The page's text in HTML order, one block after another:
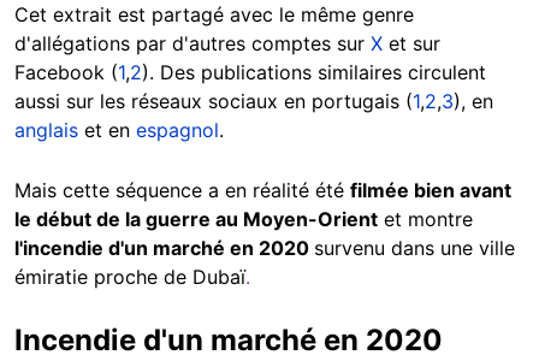
Cet extrait est partagé avec le même genre
d'allégations par d'autres comptes sur X et sur
Facebook (1,2). Des publications similaires circulent
aussi sur les réseaux sociaux en portugais (1,2,3), en
anglais et en espagnol.
Mais cette séquence a en réalité été filmée bien avant
le début de la guerre au Moyen-Orient et montre
l'incendie d'un marché en 2020 survenu dans une ville
émiratie proche de Dubaï.
Incendie d'un marché en 2020